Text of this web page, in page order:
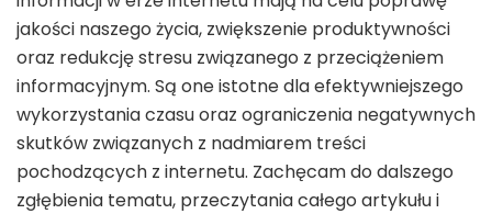
jakości naszego życia, zwiększenie produktywności
oraz redukcję stresu związanego z przeciążeniem
informacyjnym. Są one istotne dla efektywniejszego
wykorzystania czasu oraz ograniczenia negatywnych
skutków związanych z nadmiarem treści
pochodzących z internetu. Zachęcam do dalszego
zgłębienia tematu, przeczytania całego artykułu i